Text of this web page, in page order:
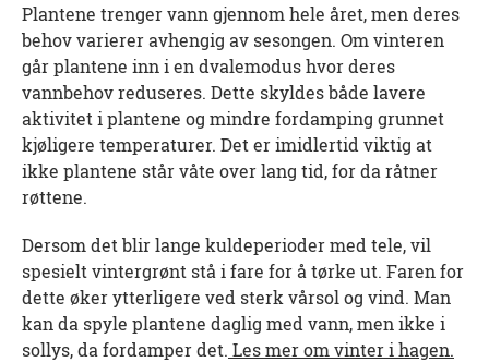
Plantene trenger vann gjennom hele året, men deres
behov varierer avhengig av sesongen. Om vinteren
går plantene inn i en dvalemodus hvor deres
vannbehov reduseres. Dette skyldes både lavere
aktivitet i plantene og mindre fordamping grunnet
kjøligere temperaturer. Det er imidlertid viktig at
ikke plantene står våte over lang tid, for da råtner
røttene.
Dersom det blir lange kuldeperioder med tele, vil
spesielt vintergrønt stå i fare for å tørke ut. Faren for
dette øker ytterligere ved sterk vårsol og vind. Man
kan da spyle plantene daglig med vann, men ikke i
sollys, da fordamper det. Les mer om vinter i hagen.